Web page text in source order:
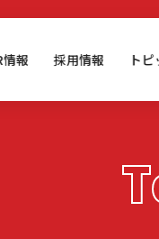
情報 採用情報 ト